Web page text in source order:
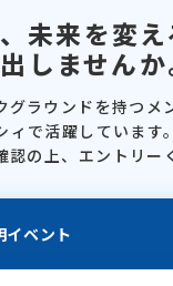
未来を変
しませんか
グラウンドを持つメ
ィで活躍しています。
の上、 エントリー
イベント